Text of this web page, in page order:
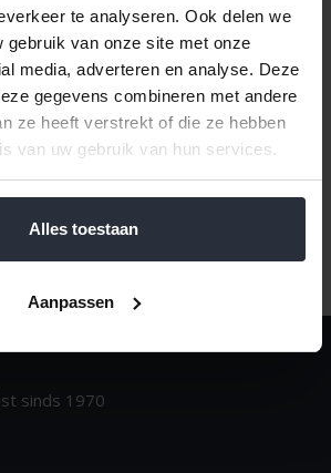
te analyseren. Ook delen we
gebruik van onze site met onze
media, adverteren en analyse. Deze
gegevens combineren met andere
ze heeft verstrekt of die ze hebben
van uw gebruik van hun services.
Alles toestaan
Aanpassen
sinds 1970